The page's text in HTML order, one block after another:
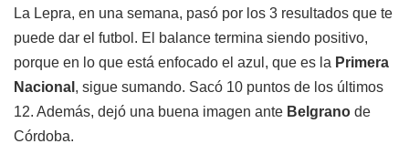
La Lepra, en una semana, pasó por los 3 resultados que te
puede dar el futbol. El balance termina siendo positivo,
porque en lo que está enfocado el azul, que es la Primera
Nacional , sigue sumando. Sacó 10 puntos de los últimos
12. Además, dejó una buena imagen ante Belgrano de
Córdoba.